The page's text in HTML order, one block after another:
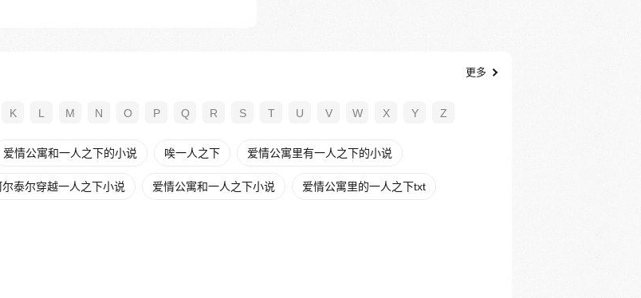
更多
K L M N O P Q R S T U V W X Y Z
爱情公寓和一人之下的小说 唉一人之下 爱情公寓里有一人之下的小说
尔泰尔穿越一人之下小说 爱情公寓和一人之下小说 爱情公寓里的一人之下txt